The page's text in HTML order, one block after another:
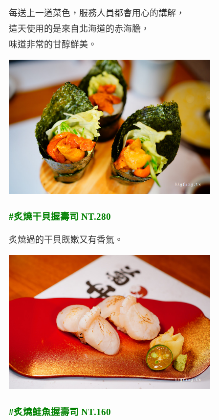
每送上一道菜色，服務人員都會用心的講解，
這天使用的是來自北海道的赤海膽，
味道非常的甘醇鮮美。
#炙燒干貝握壽司 NT.280
炙燒過的干貝既嫩又有香氣。
#炙燒鮭魚握壽司 NT.160